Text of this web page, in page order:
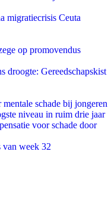
migratiecrisis Ceuta
op promovendus
droogte: Gereedschapskist
schade bij jongeren
niveau in ruim drie jaar
voor schade door
van week 32